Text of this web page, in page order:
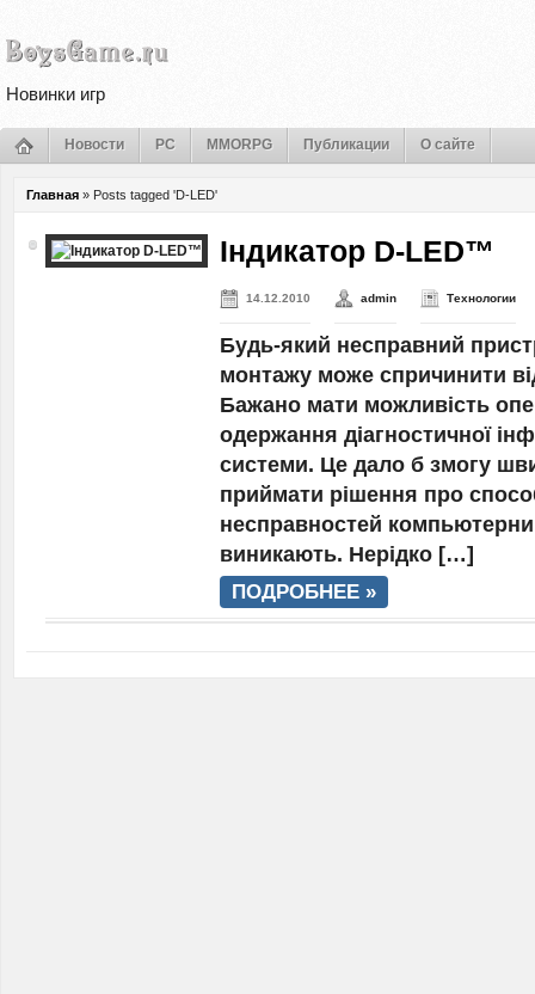
Новинки игр
Новости PC MMORPG Публикации О сайте
Главная » Posts tagged 'D-LED'
Індикатор D-LED™
14.12.2010 admin Технологии
Будь-який несправний
монтажу може спричинити
Бажано мати можливість
одержання діагностичної
системи. Це дало б змогу
приймати рішення про
несправностей
виникають. Нерідко […]
ПОДРОБНЕЕ »